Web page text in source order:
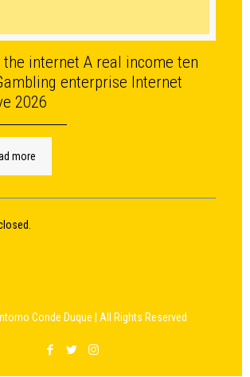
the internet A real income ten
enterprise Internet
2026
more
Conde Duque | All Rights Reserved